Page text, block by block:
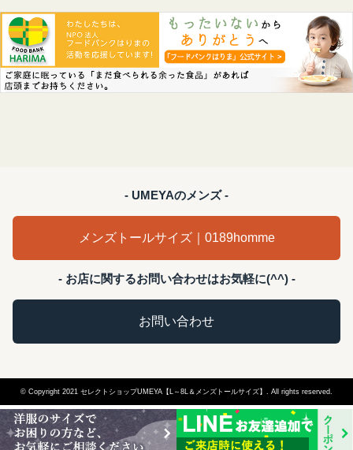
- UMEYAのメンズ -
メンズトールサイズ｜0189homme
- お店に関するお問い合わせはお気軽に(^^) -
お問い合わせ
© Copyright 2021 セレクトショップUMEYA【L～8L＆メンズトールサイズ】. All rights reserved.